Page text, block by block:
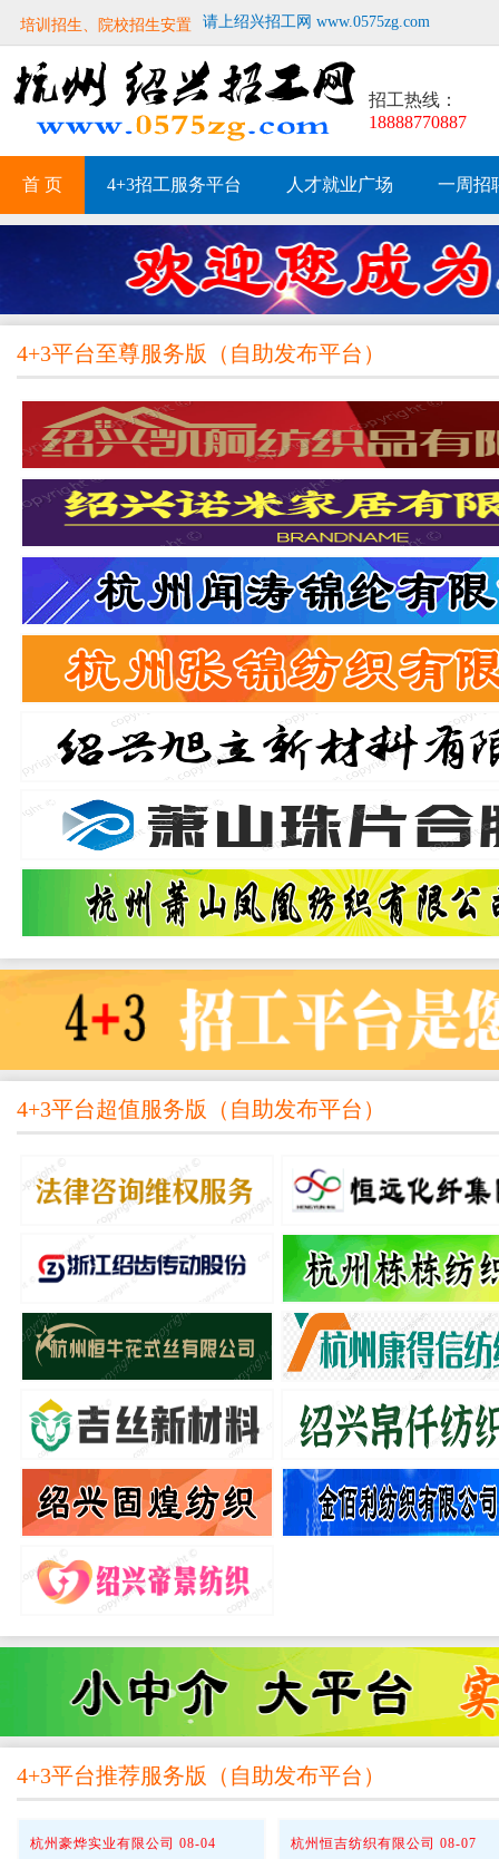
培训招生、院校招生安置 请上绍兴招工网 www.0575zg.com
招工热线：
18888770887
首 页 4+3招工服务平台 人才就业广场 一周招
4+3平台至尊服务版 （ 自助发布平台 ）
4+3平台超值服务版 （ 自助发布平台 ）
杭州彤柯纺织有限公司
熟练喷气帮机工、熟练喷气机修工
诸暨市雍顺印染有限
叉车工、设备安装工、设备
绍兴弗凡家居用品有限公司
熟练窗帘缝纫工、窗帘检验工、验
绍兴满和纺织有限公
全自动立排扦经工
杭州申安新材料科技有限公司
熟练加弹厂叉车工
绍兴柯桥祥鹰彩印厂
本地印刷学徒工、电脑设计
绍兴市小众山纺织科技有限公司
熟练大小剑杆挡车工、提花挡车工
绍兴桥宇网络科技有限
跑腿配送送货员、全职、兼
杭州新川新材料有限公司
急招文员、安装学徒工、研发技术
绍兴志鑫纺织有限公
熟练涂层打卷男工
4+3平台推荐服务版 （ 自助发布平台 ）
杭州豪烨实业有限公司 08-04
杭州恒吉纺织有限公司 08-07